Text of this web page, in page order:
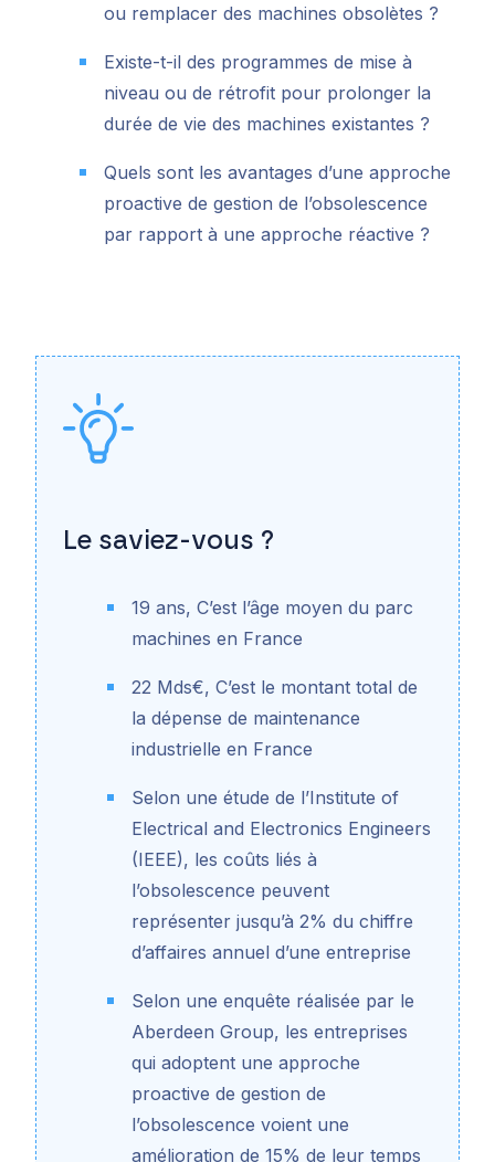
ou remplacer des machines obsolètes ?
Existe-t-il des programmes de mise à
niveau ou de rétrofit pour prolonger la
durée de vie des machines existantes ?
Quels sont les avantages d’une approche
proactive de gestion de l’obsolescence
par rapport à une approche réactive ?
Le saviez-vous ?
19 ans, C’est l’âge moyen du parc
machines en France
22 Mds€, C’est le montant total de
la dépense de maintenance
industrielle en France
Selon une étude de l’Institute of
Electrical and Electronics Engineers
(IEEE), les coûts liés à
l’obsolescence peuvent
représenter jusqu’à 2% du chiffre
d’affaires annuel d’une entreprise
Selon une enquête réalisée par le
Aberdeen Group, les entreprises
qui adoptent une approche
proactive de gestion de
l’obsolescence voient une
amélioration de 15% de leur temps